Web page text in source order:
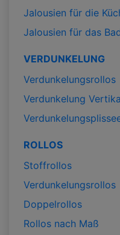
Jalousien für die
Jalousien für das
VERDUNKELUNG
Verdunkelungsrollos
Verdunkelung
ROLLOS
Stoffrollos
Verdunkelungsrollos
Doppelrollos
Rollos nach Maß